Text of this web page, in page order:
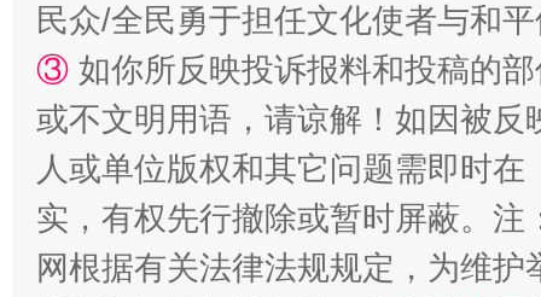
漫山遍野的桃花与雪山、麦地、白藏房 除
民众/全民勇于担任文化使者与和
③ 如你所反映投诉报料和投稿的
或不文明用语，请谅解！如因被
人或单位版权和其它问题需即时在
实，有权先行撤除或暂时屏蔽。
网根据有关法律法规规定，为维